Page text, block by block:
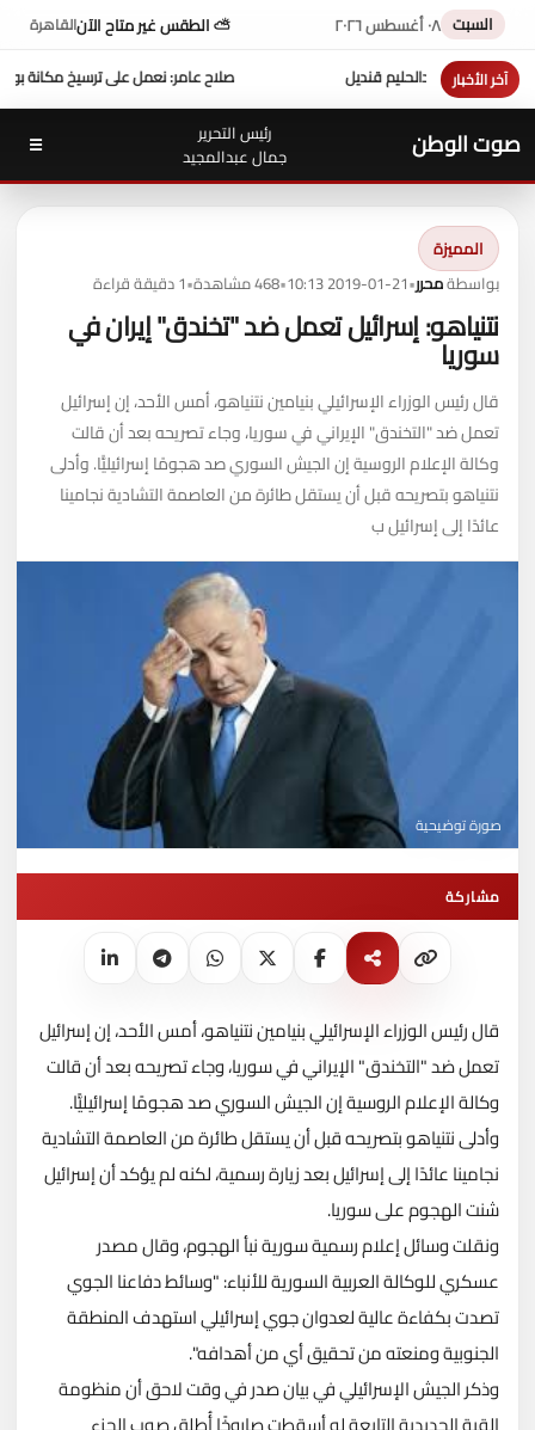
السبت ٠٨ أغسطس ٢٠٢٦ ⛅ الطقس غير متاح الآنالقاهرة
آخر الأخبار
صلاح عامر: نعمل على ترسيخ مكانة بورتو مارينا كوجهة متكاملةقنديل
صوت الوطن
رئيس التحرير
جمال عبدالمجيد
☰
المميزة
بواسطةمحرر•
2019-01-21 10:13
•468 مشاهدة •1 دقيقة قراءة
نتنياهو: إسرائيل تعمل ضد "تخندق" إيران في
سوريا
قال رئيس الوزراء الإسرائيلي بنيامين نتنياهو، أمس الأحد، إن إسرائيل
تعمل ضد "التخندق" الإيراني في سوريا، وجاء تصريحه بعد أن قالت
وكالة الإعلام الروسية إن الجيش السوري صد هجومًا إسرائيليًّا. وأدلى
نتنياهو بتصريحه قبل أن يستقل طائرة من العاصمة التشادية نجامينا
عائدًا إلى إسرائيل ب
صورة توضيحية
مشاركة
قال رئيس الوزراء الإسرائيلي بنيامين نتنياهو، أمس الأحد، إن إسرائيل
تعمل ضد "التخندق" الإيراني في سوريا، وجاء تصريحه بعد أن قالت
وكالة الإعلام الروسية إن الجيش السوري صد هجومًا إسرائيليًّا.
وأدلى نتنياهو بتصريحه قبل أن يستقل طائرة من العاصمة التشادية
نجامينا عائدًا إلى إسرائيل بعد زيارة رسمية، لكنه لم يؤكد أن إسرائيل
شنت الهجوم على سوريا.
ونقلت وسائل إعلام رسمية سورية نبأ الهجوم، وقال مصدر
عسكري للوكالة العربية السورية للأنباء: "وسائط دفاعنا الجوي
تصدت بكفاءة عالية لعدوان جوي إسرائيلي استهدف المنطقة
الجنوبية ومنعته من تحقيق أي من أهدافه".
وذكر الجيش الإسرائيلي في بيان صدر في وقت لاحق أن منظومة